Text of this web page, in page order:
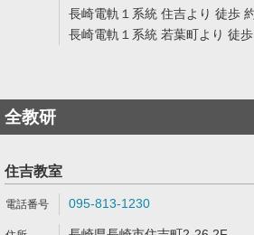
長崎電軌１系統 住吉より 徒歩
長崎電軌１系統 若葉町より 徒
全教研
住吉教室
095-813-1230